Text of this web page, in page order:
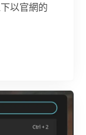
以官網的